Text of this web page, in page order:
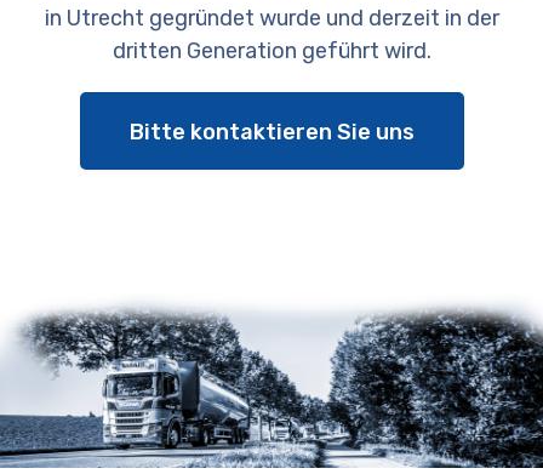
in Utrecht gegründet wurde und derzeit in der
dritten Generation geführt wird.
Bitte kontaktieren Sie uns